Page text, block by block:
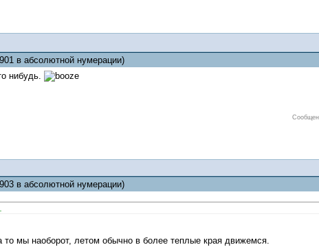
в абсолютной нумерации)
нибудь.
в абсолютной нумерации)
то мы наоборот, летом обычно в более теплые края движемся.